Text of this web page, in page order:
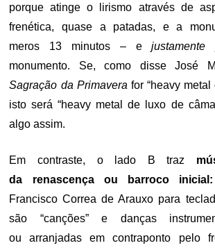
porque atinge o lirismo através de
frenética, quase a patadas, e a
meros 13 minutos – e
monumento. Se, como disse José
Sagração da Primavera for “heavy
isto será “heavy metal de luxo de
algo assim.
Em contraste, o lado B traz
da renascença ou barroco inicial:
Francisco Correa de Arauxo para
são “canções” e danças
ou arranjadas em contraponto pelo